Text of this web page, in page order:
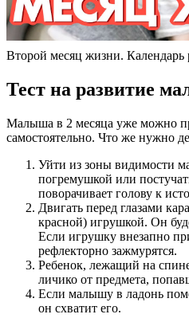
Второй месяц жизни. Календарь
Тест на развитие
Малыша в 2 месяца уже можно
самостоятельно. Что же нужно
Уйти из зоны видимости
погремушкой или
поворачивает голову к
Двигать перед глазами
красной) игрушкой. Он
Если игрушку внезапно
рефлекторно зажмурятся.
Ребенок, лежащий на
личико от предмета,
Если малышу в ладонь
он схватит его.